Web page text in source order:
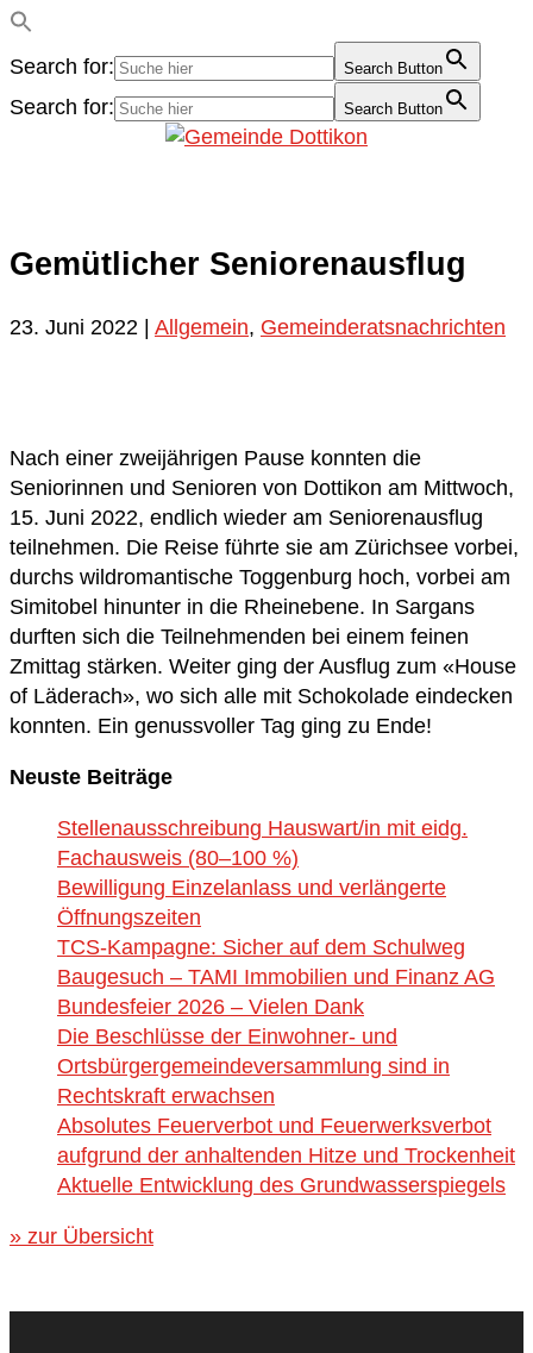
Search for: Search Button
Search for: Search Button
Gemütlicher Seniorenausflug
23. Juni 2022 | Allgemein, Gemeinderatsnachrichten
Nach einer zweijährigen Pause konnten die
Seniorinnen und Senioren von Dottikon am Mittwoch,
15. Juni 2022, endlich wieder am Seniorenausflug
teilnehmen. Die Reise führte sie am Zürichsee vorbei,
durchs wildromantische Toggenburg hoch, vorbei am
Simitobel hinunter in die Rheinebene. In Sargans
durften sich die Teilnehmenden bei einem feinen
Zmittag stärken. Weiter ging der Ausflug zum «House
of Läderach», wo sich alle mit Schokolade eindecken
konnten. Ein genussvoller Tag ging zu Ende!
Neuste Beiträge
Stellenausschreibung Hauswart/in mit eidg.
Fachausweis (80–100 %)
Bewilligung Einzelanlass und verlängerte
Öffnungszeiten
TCS-Kampagne: Sicher auf dem Schulweg
Baugesuch – TAMI Immobilien und Finanz AG
Bundesfeier 2026 – Vielen Dank
Die Beschlüsse der Einwohner- und
Ortsbürgergemeindeversammlung sind in
Rechtskraft erwachsen
Absolutes Feuerverbot und Feuerwerksverbot
aufgrund der anhaltenden Hitze und Trockenheit
Aktuelle Entwicklung des Grundwasserspiegels
» zur Übersicht